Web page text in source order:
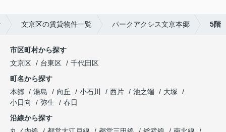
文京区の賃貸物件一覧 パークアクシス文京本郷 5階
市区町村から探す
文京区
台東区
千代田区
町名から探す
本郷
湯島 向丘 小石川 西片 池之端
大塚
小日向
弥生
春日
沿線から探す